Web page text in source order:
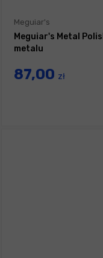
Meguiar's
Meguiar's Metal
metalu
87,00 zł